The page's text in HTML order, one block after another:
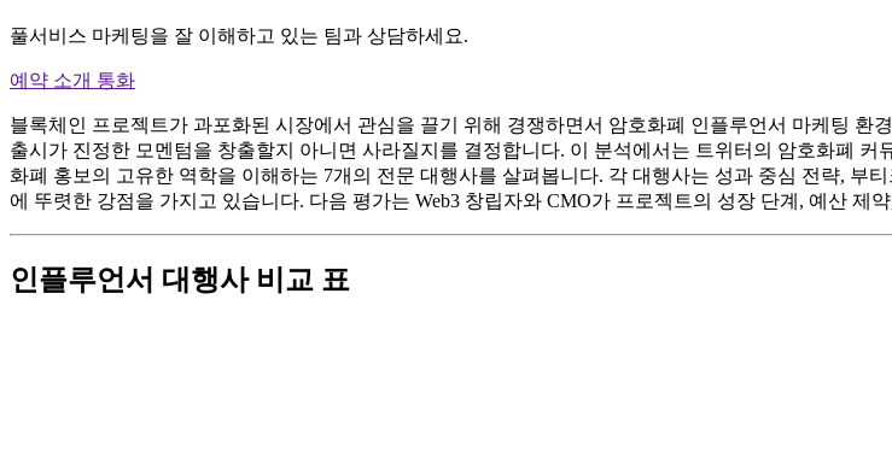
풀서비스 마케팅을 잘 이해하고 있는 팀과 상담하세요.
예약 소개 통화
블록체인 프로젝트가 과포화된 시장에서 관심을 끌기 위해 경쟁하면서 암호화폐 인플루언서 마케팅 환
출시가 진정한 모멘텀을 창출할지 아니면 사라질지를 결정합니다. 이 분석에서는 트위터의 암호화폐
화폐 홍보의 고유한 역학을 이해하는 7개의 전문 대행사를 살펴봅니다. 각 대행사는 성과 중심 전략, 부
에 뚜렷한 강점을 가지고 있습니다. 다음 평가는 Web3 창립자와 CMO가 프로젝트의 성장 단계, 예산
인플루언서 대행사 비교 표